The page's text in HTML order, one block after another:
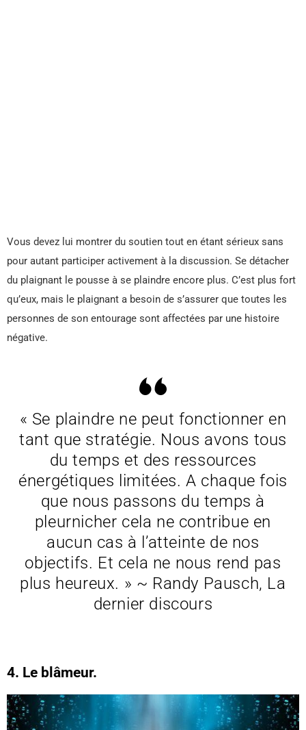
Vous devez lui montrer du soutien tout en étant sérieux sans
pour autant participer activement à la discussion. Se détacher
du plaignant le pousse à se plaindre encore plus. C’est plus fort
qu’eux, mais le plaignant a besoin de s’assurer que toutes les
personnes de son entourage sont affectées par une histoire
négative.
« Se plaindre ne peut fonctionner en
tant que stratégie. Nous avons tous
du temps et des ressources
énergétiques limitées. A chaque fois
que nous passons du temps à
pleurnicher cela ne contribue en
aucun cas à l’atteinte de nos
objectifs. Et cela ne nous rend pas
plus heureux. » ~ Randy Pausch, La
dernier discours
4. Le blâmeur.